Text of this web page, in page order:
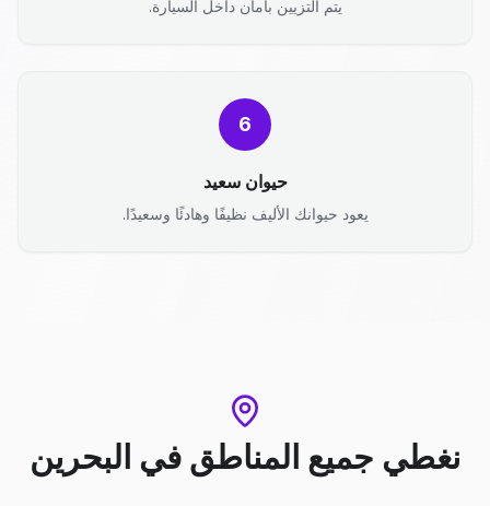
يتم التزيين بأمان داخل السيارة.
6
حيوان سعيد
يعود حيوانك الأليف نظيفًا وهادئًا وسعيدًا.
نغطي جميع المناطق في البحرين